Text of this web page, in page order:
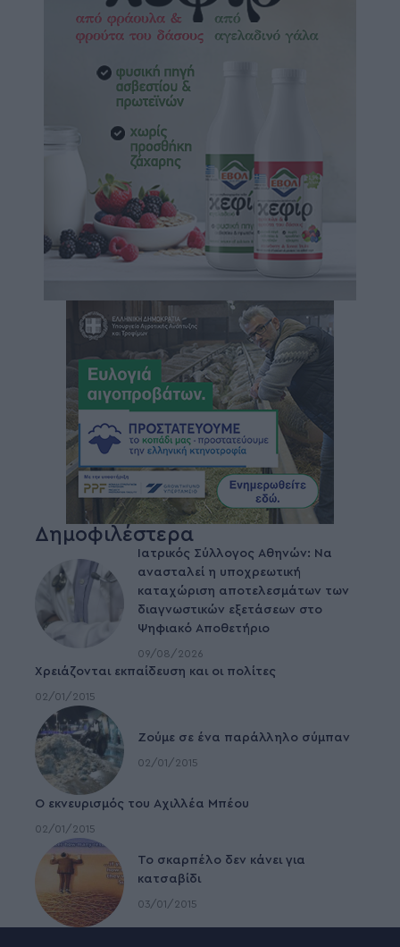
Δημοφιλέστερα
Ιατρικός Σύλλογος Αθηνών: Να
ανασταλεί η υποχρεωτική
καταχώριση αποτελεσμάτων των
διαγνωστικών εξετάσεων στο
Ψηφιακό Αποθετήριο
09/08/2026
Χρειάζονται εκπαίδευση και οι πολίτες
02/01/2015
Ζούμε σε ένα παράλληλο σύμπαν
02/01/2015
Ο εκνευρισμός του Αχιλλέα Μπέου
02/01/2015
To σκαρπέλο δεν κάνει για
κατσαβίδι
03/01/2015